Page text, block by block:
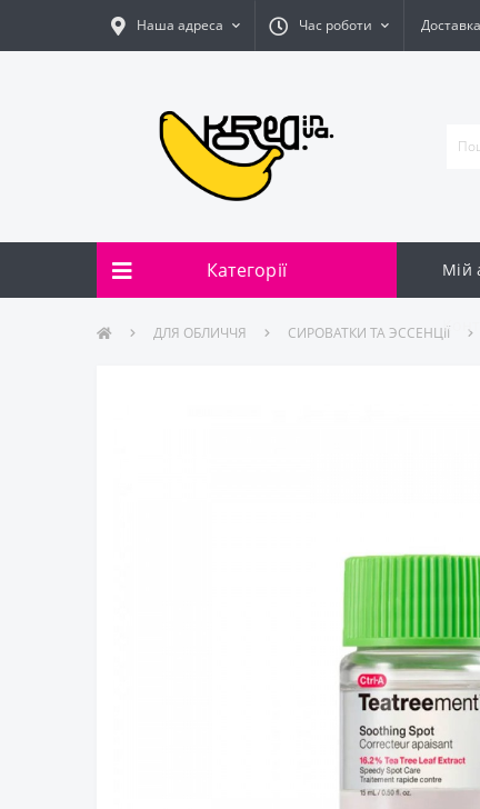
Наша адреса Час роботи Доставка
Категорії Мій
ДЛЯ ОБЛИЧЧЯ СИРОВАТКИ ТА ЭССЕНЦІЇ